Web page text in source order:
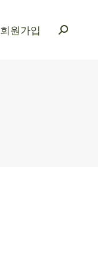
회원가입
회원가입